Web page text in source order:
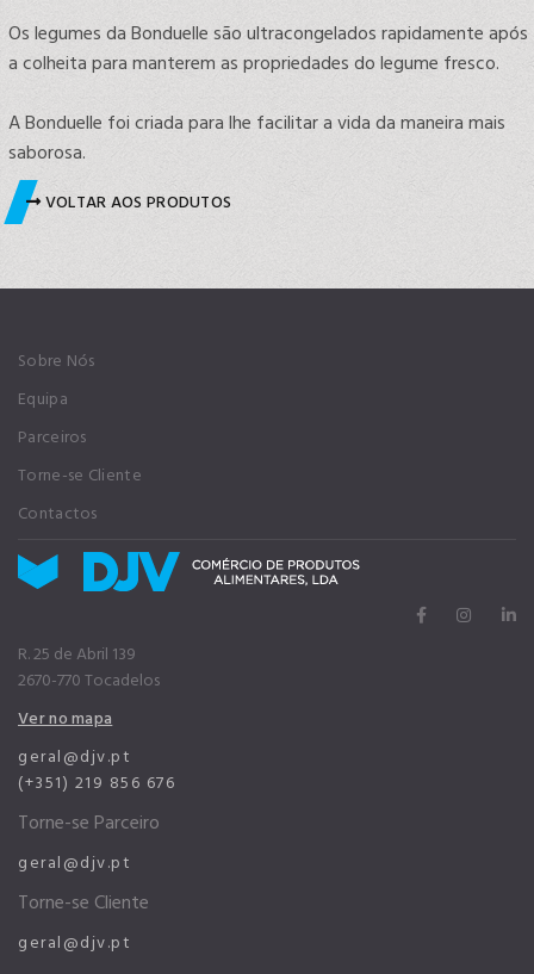
Os legumes da Bonduelle são ultracongelados rapidamente após
a colheita para manterem as propriedades do legume fresco.
A Bonduelle foi criada para lhe facilitar a vida da maneira mais
saborosa.
VOLTAR AOS PRODUTOS
Sobre Nós
Equipa
Parceiros
Torne-se Cliente
Contactos
R. 25 de Abril 139
2670-770 Tocadelos
Ver no mapa
geral@djv.pt
(+351) 219 856 676
Torne-se Parceiro
geral@djv.pt
Torne-se Cliente
geral@djv.pt